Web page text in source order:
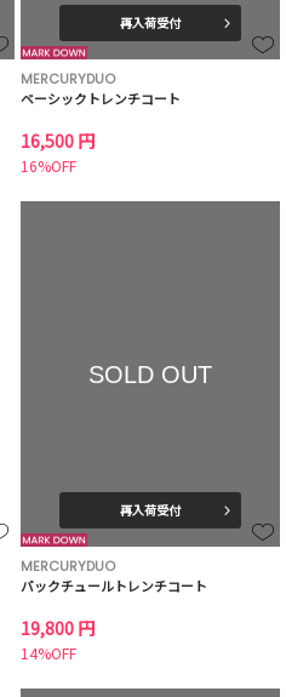
再入荷受付
MERCURYDUO
ベーシックトレンチコート
16,500 円
16%OFF
SOLD OUT
再入荷受付
MERCURYDUO
バックチュールトレンチコート
19,800 円
14%OFF